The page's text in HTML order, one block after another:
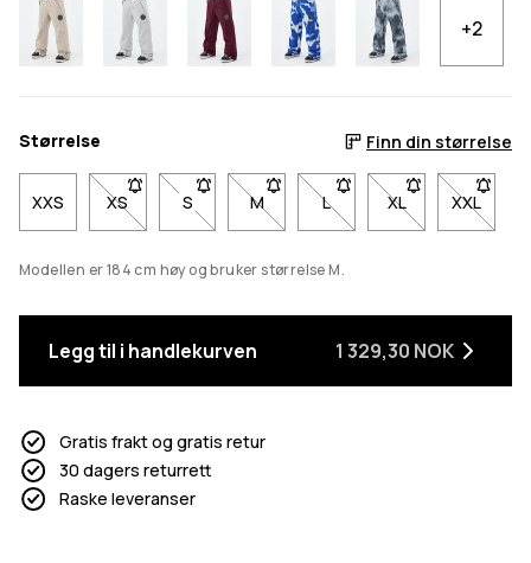
+2
Størrelse Finn din størrelse
XXS XS- Størrelse XS er ikke tilgjengelig. Klikk for å bli
S- Størrelse S er ikke tilgjengelig. Klikk for å
M- Størrelse M er ikke tilgjengelig.
L- Størrelse L er ikke
XL- Størrelse XL er
XXL
-
Modellen er 184 cm høy og bruker størrelse M.
Legg til i handlekurven 1 329,30 NOK
Gratis frakt og gratis retur
30 dagers returrett
Raske leveranser